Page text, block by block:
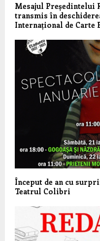
Mesajul Președintelui
transmis în
Internațional de Carte
Început de an cu
Teatrul Colibri